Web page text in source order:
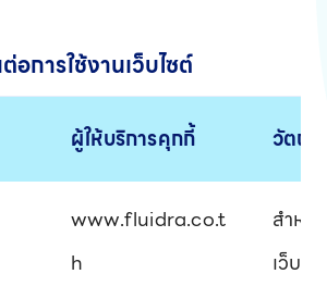
อการใช้งานเว็บไซต์
ผู้ให้บริการคุกกี้ วัตถุป
www.fluidra.co.t
h
สำหรั
เว็บไซ